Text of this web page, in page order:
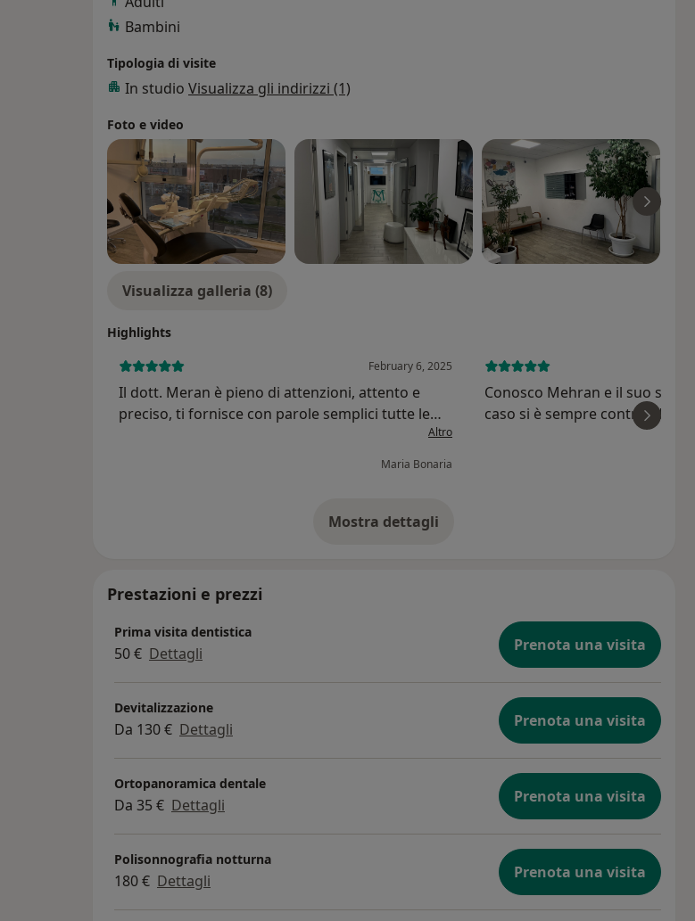
Bambini
Tipologia di visite
In studio Visualizza gli indirizzi (1)
Foto e video
Visualizza galleria (8)
Highlights
February 6, 2025
Il dott. Meran è pieno di attenzioni, attento e
preciso, ti fornisce con parole semplici tutte le
spiegazioni sui tuoi problemi e su tutto ciò cheAltro
Maria Bonaria
Conosco Mehran e il suo
caso si è sempre
spiegazioni dettagliate usando
Mostra dettagli
sull'esperienza
Prestazioni e prezzi
Prima visita dentistica
50 € Dettagli Prenota una visita
Devitalizzazione
Da 130 € Dettagli Prenota una visita
Ortopanoramica dentale
Da 35 € Dettagli Prenota una visita
Polisonnografia notturna
180 € Dettagli Prenota una visita